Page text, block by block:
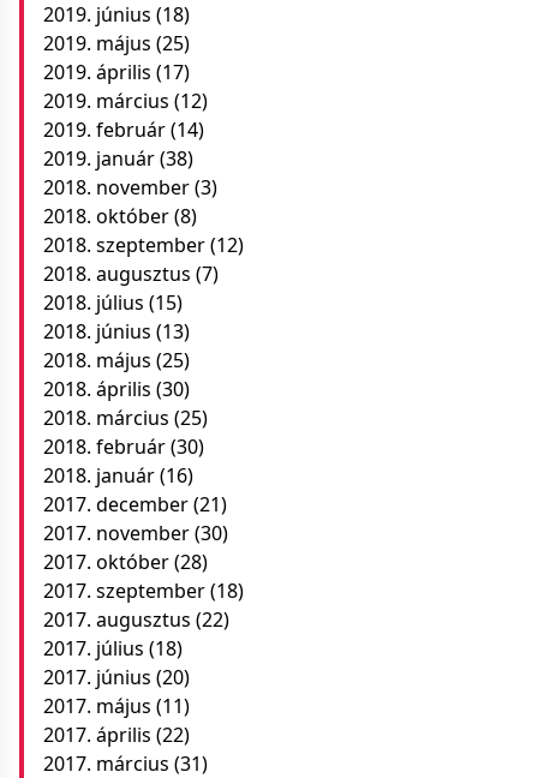
2019. június (18)
2019. május (25)
2019. április (17)
2019. március (12)
2019. február(14)
2019. január(38)
2018. november(3)
2018. október(8)
2018. szeptember(12)
2018. augusztus (7)
2018. július (15)
2018. június (13)
2018. május (25)
2018. április (30)
2018. március (25)
2018. február(30)
2018. január(16)
2017. december(21)
2017. november(30)
2017. október(28)
2017. szeptember(18)
2017. augusztus (22)
2017. július (18)
2017. június (20)
2017. május (11)
2017. április (22)
2017. március (31)